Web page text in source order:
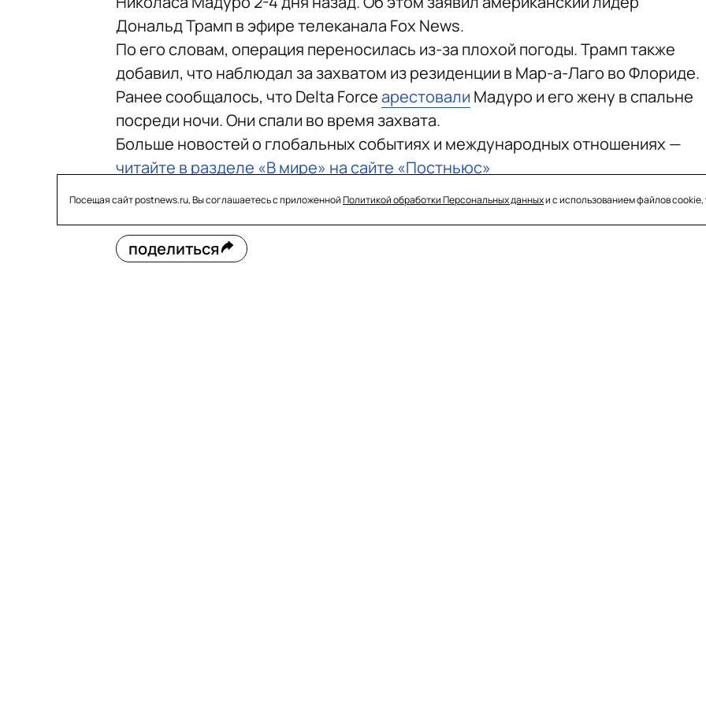
Дональд Трамп в эфире телеканала Fox News.
По его словам, операция переносилась из-за плохой погоды. Трамп также
добавил, что наблюдал за захватом из резиденции в Мар-а-Лаго во Флориде.
Ранее сообщалось, что Delta Forceарестовали Мадуро и его жену в спальне
посреди ночи. Они спали во время захвата.
Больше новостей о глобальных событиях и международных отношениях —
читайте в разделе «В мире» на сайте «Постньюс»
поделиться
Посещая сайт postnews.ru, Вы соглашаетесь с приложеннойПолитикой обработки Персональных данныхи с использованием файлов cookie,